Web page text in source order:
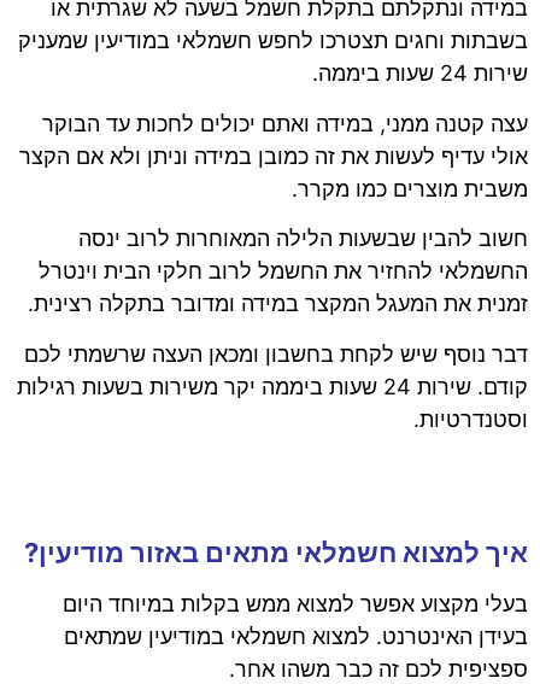
במידה ונתקלתם בתקלת חשמל בשעה לא שגרתית או
בשבתות וחגים תצטרכו לחפש חשמלאי במודיעין שמעניק
שירות 24 שעות ביממה.
עצה קטנה ממני, במידה ואתם יכולים לחכות עד הבוקר
אולי עדיף לעשות את זה כמובן במידה וניתן ולא אם הקצר
משבית מוצרים כמו מקרר.
חשוב להבין שבשעות הלילה המאוחרות לרוב ינסה
החשמלאי להחזיר את החשמל לרוב חלקי הבית וינטרל
זמנית את המעגל המקצר במידה ומדובר בתקלה רצינית.
דבר נוסף שיש לקחת בחשבון ומכאן העצה שרשמתי לכם
קודם. שירות 24 שעות ביממה יקר משירות בשעות רגילות
וסטנדרטיות.
איך למצוא חשמלאי מתאים באזור מודיעין?
בעלי מקצוע אפשר למצוא ממש בקלות במיוחד היום
בעידן האינטרנט. למצוא חשמלאי במודיעין שמתאים
ספציפית לכם זה כבר משהו אחר.